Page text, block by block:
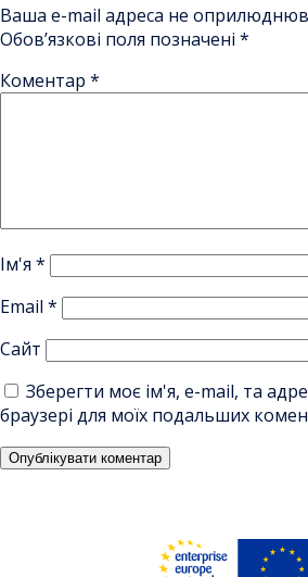
Ваша e-mail адреса не
Обов’язкові поля позначені *
Коментар *
Ім'я *
Email *
Сайт
Зберегти моє ім'я, e-mail, та
браузері для моїх подальших